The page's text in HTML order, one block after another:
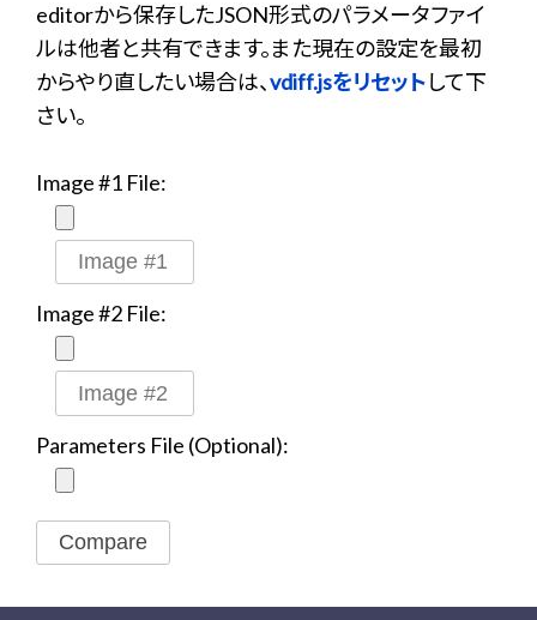
editorから保存したJSON形式のパラメータファイ
ルは他者と共有できます。また現在の設定を最初
からやり直したい場合は、vdiff.jsをリセットして下
さい。
Image #1 File:
Image #2 File:
Parameters File (Optional):
Compare